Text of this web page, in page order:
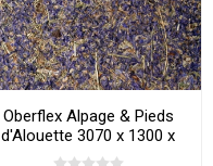
Oberflex Alpage & Pieds
d'Alouette 3070 x 1300 x
0.8mm SuperOrganic